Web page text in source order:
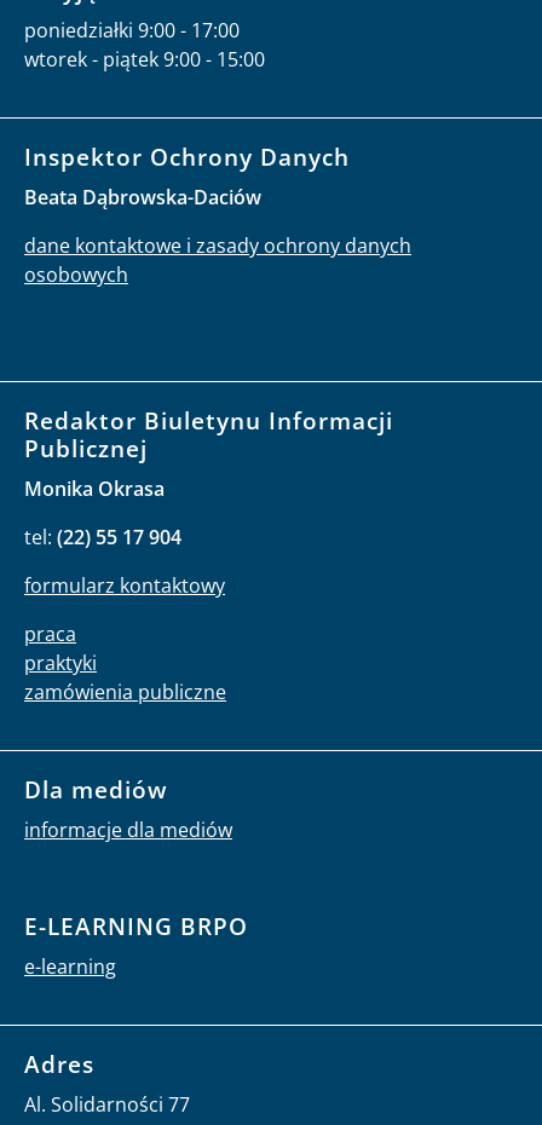
poniedziałki 9:00 - 17:00
wtorek - piątek 9:00 - 15:00
Inspektor Ochrony Danych
Beata Dąbrowska-Daciów
dane kontaktowe i zasady ochrony danych
osobowych
Redaktor Biuletynu Informacji
Publicznej
Monika Okrasa
tel: (22) 55 17 904
formularz kontaktowy
praca
praktyki
zamówienia publiczne
Dla mediów
informacje dla mediów
E-LEARNING BRPO
e-learning
Adres
Al. Solidarności 77